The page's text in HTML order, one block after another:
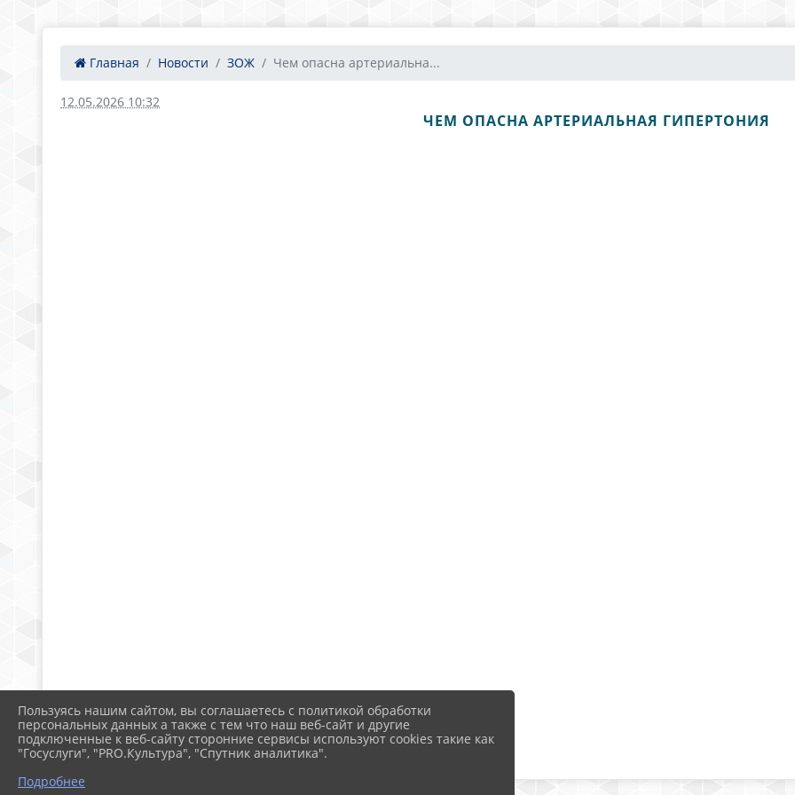
Главная Новости ЗОЖ Чем опасна артериальна...
12.05.2026 10:32
ЧЕМ ОПАСНА АРТЕРИАЛЬНАЯ ГИПЕРТОНИЯ
Пользуясь нашим сайтом, вы соглашаетесь с политикой обработки
персональных данных а также с тем что наш веб-сайт и другие
подключенные к веб-сайту сторонние сервисы используют cookies такие как
"Госуслуги", "PRO.Культура", "Спутник аналитика".
Подробнее